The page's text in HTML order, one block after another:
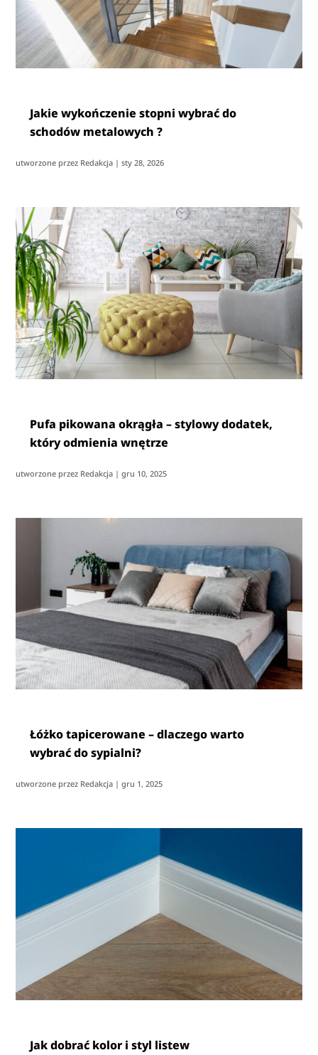
Jakie wykończenie stopni wybrać do
schodów metalowych ?
utworzone przez Redakcja |sty 28, 2026
Pufa pikowana okrągła – stylowy dodatek,
który odmienia wnętrze
utworzone przez Redakcja |gru 10, 2025
Łóżko tapicerowane – dlaczego warto
wybrać do sypialni?
utworzone przez Redakcja |gru 1, 2025
Jak dobrać kolor i styl listew